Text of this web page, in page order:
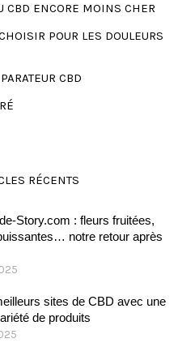
CBD ENCORE MOINS CHER
POUR LES DOULEURS
CBD
RÉCENTS
Story.com : fleurs fruitées,
notre retour après
sites de CBD avec une
de produits